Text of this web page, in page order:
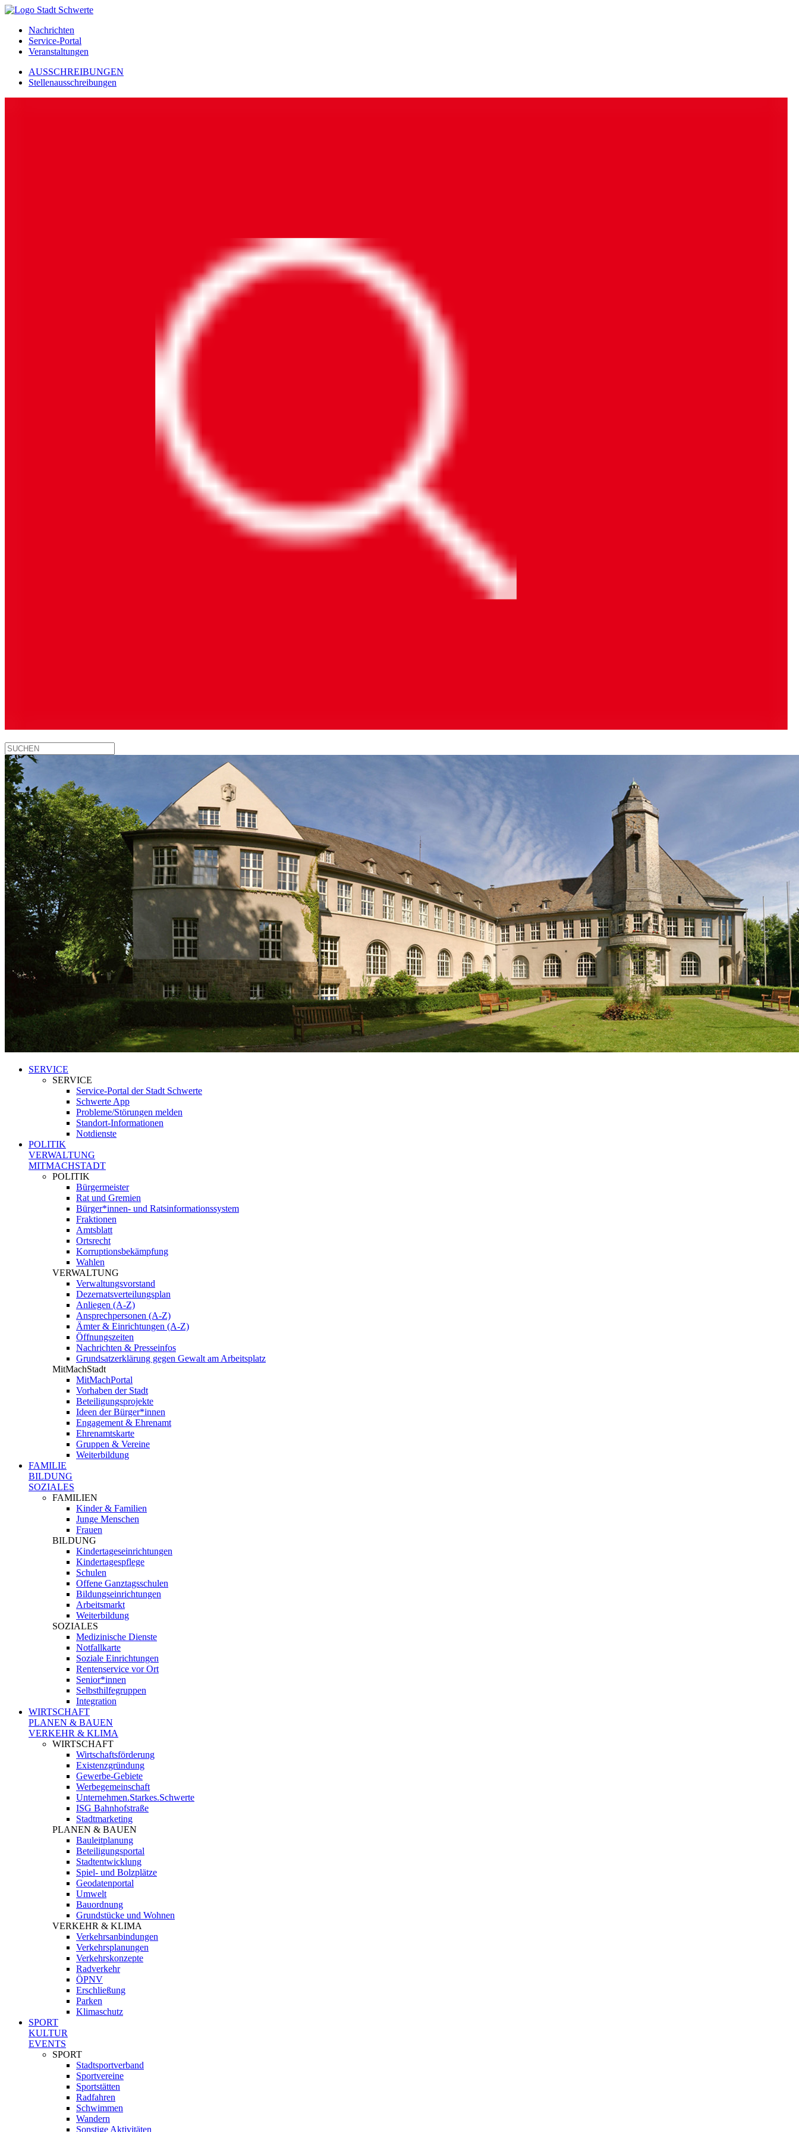
Nachrichten
Service-Portal
Veranstaltungen
AUSSCHREIBUNGEN
Stellenausschreibungen
SERVICE
SERVICE
Service-Portal der Stadt Schwerte
Schwerte App
Probleme/Störungen melden
Standort-Informationen
Notdienste
POLITIK
VERWALTUNG
MITMACHSTADT
POLITIK
Bürgermeister
Rat und Gremien
Bürger*innen- und Ratsinformationssystem
Fraktionen
Amtsblatt
Ortsrecht
Korruptionsbekämpfung
Wahlen
VERWALTUNG
Verwaltungsvorstand
Dezernatsverteilungsplan
Anliegen (A-Z)
Ansprechpersonen (A-Z)
Ämter & Einrichtungen (A-Z)
Öffnungszeiten
Nachrichten & Presseinfos
Grundsatzerklärung gegen Gewalt am Arbeitsplatz
MitMachStadt
MitMachPortal
Vorhaben der Stadt
Beteiligungsprojekte
Ideen der Bürger*innen
Engagement & Ehrenamt
Ehrenamtskarte
Gruppen & Vereine
Weiterbildung
FAMILIE
BILDUNG
SOZIALES
FAMILIEN
Kinder & Familien
Junge Menschen
Frauen
BILDUNG
Kindertageseinrichtungen
Kindertagespflege
Schulen
Offene Ganztagsschulen
Bildungseinrichtungen
Arbeitsmarkt
Weiterbildung
SOZIALES
Medizinische Dienste
Notfallkarte
Soziale Einrichtungen
Rentenservice vor Ort
Senior*innen
Selbsthilfegruppen
Integration
WIRTSCHAFT
PLANEN & BAUEN
VERKEHR & KLIMA
WIRTSCHAFT
Wirtschaftsförderung
Existenzgründung
Gewerbe-Gebiete
Werbegemeinschaft
Unternehmen.Starkes.Schwerte
ISG Bahnhofstraße
Stadtmarketing
PLANEN & BAUEN
Bauleitplanung
Beteiligungsportal
Stadtentwicklung
Spiel- und Bolzplätze
Geodatenportal
Umwelt
Bauordnung
Grundstücke und Wohnen
VERKEHR & KLIMA
Verkehrsanbindungen
Verkehrsplanungen
Verkehrskonzepte
Radverkehr
ÖPNV
Erschließung
Parken
Klimaschutz
SPORT
KULTUR
EVENTS
SPORT
Stadtsportverband
Sportvereine
Sportstätten
Radfahren
Schwimmen
Wandern
Sonstige Aktivitäten